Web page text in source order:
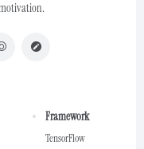
motivation.
Framework
TensorFlow